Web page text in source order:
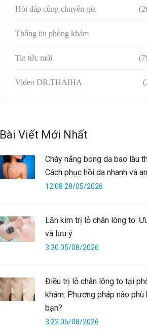
Hỏi đáp cùng chuyên gia
Thông tin phòng khám
Tin tức mới
Video DR.THAIHA
Bài Viết Mới Nhất
Cháy nắng bong da bao lâu
Cách phục hồi da nhanh và
12:08 28/05/2026
Lăn kim trị lỗ chân lông to:
và lưu ý
3:30 05/08/2026
Điều trị lỗ chân lông to tại
khám: Phương pháp nào phù
bạn?
3:22 05/08/2026